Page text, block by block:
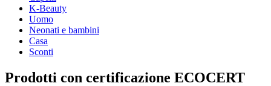
K-Beauty
Uomo
Neonati e bambini
Casa
Sconti
Prodotti con certificazione ECOCERT